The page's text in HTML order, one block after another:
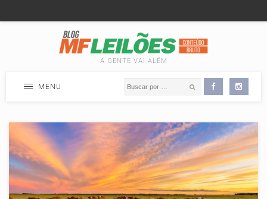
A GENTE VAI ALÉM